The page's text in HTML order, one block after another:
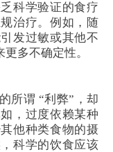
科学验证的食疗
治疗。例如，随
发过敏或其他不
多不确定性。
谓 “利弊”，却
，过度依赖某种
他种类食物的摄
科学的饮食应该